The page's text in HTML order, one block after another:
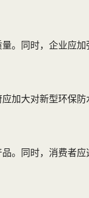
。同时，企业应
加大对新型环保
。同时，消费者